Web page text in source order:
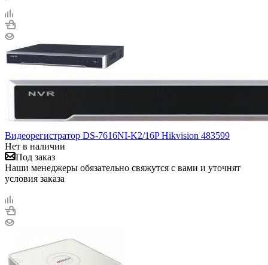
Видеорегистратор DS-7616NI-K2/16P Hikvision 483599
Нет в наличии
Под заказ
Наши менеджеры обязательно свяжутся с вами и уточнят
условия заказа